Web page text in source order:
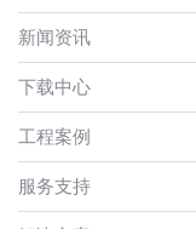
新闻资讯
下载中心
工程案例
服务支持